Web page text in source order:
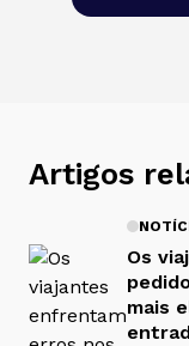
Artigos
Os
mais